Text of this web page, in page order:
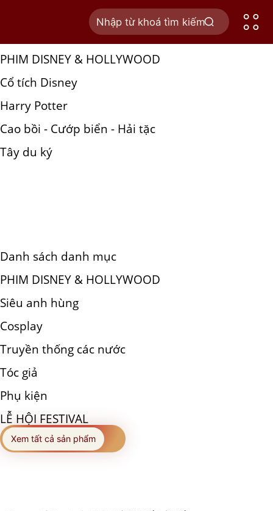
PHIM DISNEY & HOLLYWOOD
Cổ tích Disney
Harry Potter
Cao bồi - Cướp biển - Hải tặc
Tây du ký
Danh sách danh mục
PHIM DISNEY & HOLLYWOOD
Siêu anh hùng
Cosplay
Truyền thống các nước
Tóc giả
Phụ kiện
LỄ HỘI FESTIVAL
Xem tất cả sản phẩm